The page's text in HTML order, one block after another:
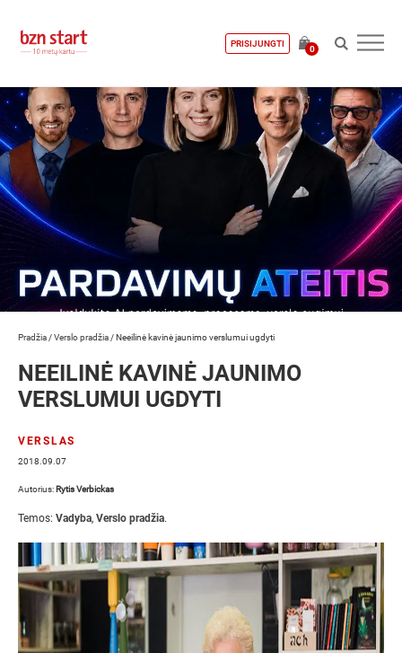
PRISIJUNGTI
0
Pradžia /Verslo pradžia /Neeilinė kavinė jaunimo verslumui ugdyti
NEEILINĖ KAVINĖ JAUNIMO
VERSLUMUI UGDYTI
VERSLAS
2018.09.07
Autorius: Rytis Verbickas
Temos: Vadyba, Verslo pradžia.